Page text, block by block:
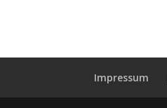
Impressum